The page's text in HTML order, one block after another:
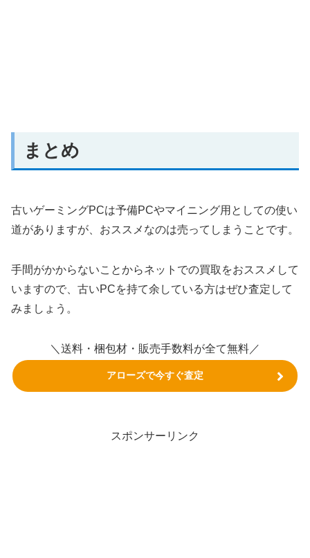
まとめ
古いゲーミングPCは予備PCやマイニング用としての使い
道がありますが、おススメなのは売ってしまうことです。
手間がかからないことからネットでの買取をおススメして
いますので、古いPCを持て余している方はぜひ査定して
みましょう。
＼送料・梱包材・販売手数料が全て無料／
アローズで今すぐ査定
スポンサーリンク